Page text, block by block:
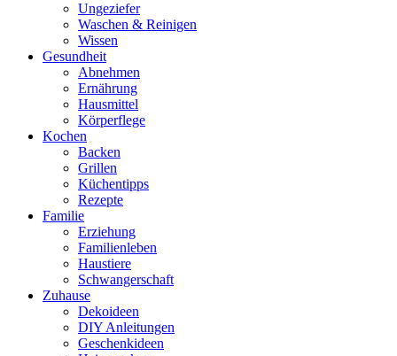
Ungeziefer
Waschen & Reinigen
Wissen
Gesundheit
Abnehmen
Ernährung
Hausmittel
Körperflege
Kochen
Backen
Grillen
Küchentipps
Rezepte
Familie
Erziehung
Familienleben
Haustiere
Schwangerschaft
Zuhause
Dekoideen
DIY Anleitungen
Geschenkideen